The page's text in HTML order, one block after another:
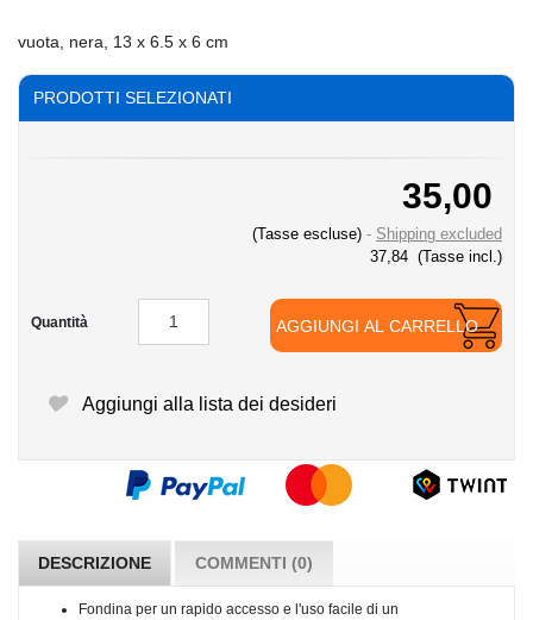
vuota, nera, 13 x 6.5 x 6 cm
PRODOTTI SELEZIONATI
35,00
(Tasse escluse)
Shipping excluded
37,84 (Tasse incl.)
Quantità AGGIUNGI AL CARRELLO
Aggiungi alla lista dei desideri
DESCRIZIONE COMMENTI (0)
Fondina per un rapido accesso e l'uso facile di un